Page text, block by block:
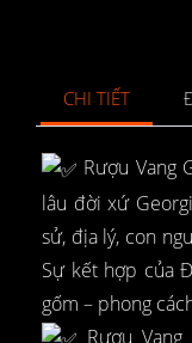
CHI TIẾT
Rượu Vang
lâu đời xứ
sử, địa lý, con
Sự kết hợp của
gốm – phong
Rượu